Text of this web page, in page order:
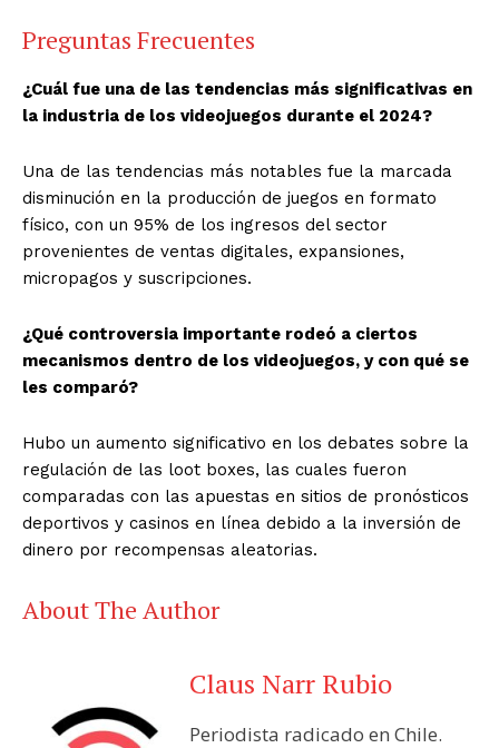
Preguntas Frecuentes
¿Cuál fue una de las tendencias más significativas en
la industria de los videojuegos durante el 2024?
Una de las tendencias más notables fue la marcada
disminución en la producción de juegos en formato
físico, con un 95% de los ingresos del sector
provenientes de ventas digitales, expansiones,
micropagos y suscripciones.
¿Qué controversia importante rodeó a ciertos
mecanismos dentro de los videojuegos, y con qué se
les comparó?
Hubo un aumento significativo en los debates sobre la
regulación de las loot boxes, las cuales fueron
comparadas con las apuestas en sitios de pronósticos
deportivos y casinos en línea debido a la inversión de
dinero por recompensas aleatorias.
About The Author
Claus Narr Rubio
Periodista radicado en Chile.